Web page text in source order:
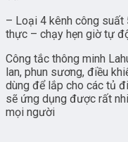
– Loại 4 kênh công suất
thực – chạy hẹn giờ tự
Công tắc thông minh
lan, phun sương, điều
dùng để lắp cho các tủ
sẽ ứng dụng được rất
mọi người